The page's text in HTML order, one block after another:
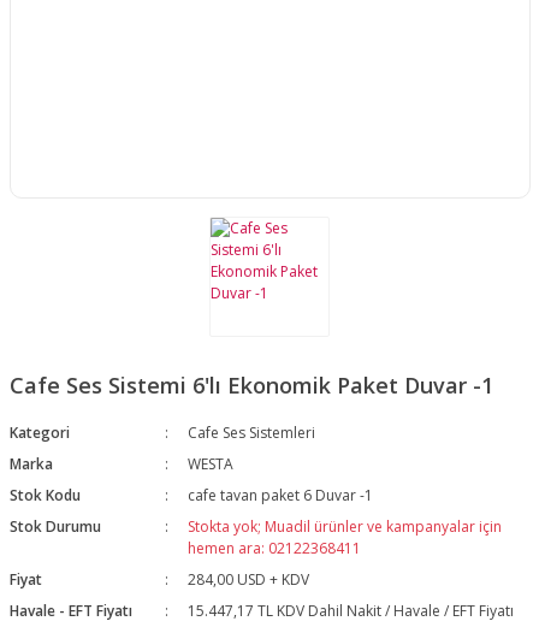
Cafe Ses Sistemi 6'lı Ekonomik Paket Duvar -1
Kategori
Cafe Ses Sistemleri
Marka
WESTA
Stok Kodu
cafe tavan paket 6 Duvar -1
Stok Durumu
Stokta yok; Muadil ürünler ve kampanyalar için
hemen ara: 02122368411
Fiyat
284,00 USD + KDV
Havale - EFT Fiyatı
15.447,17 TL KDV Dahil Nakit / Havale / EFT Fiyatı